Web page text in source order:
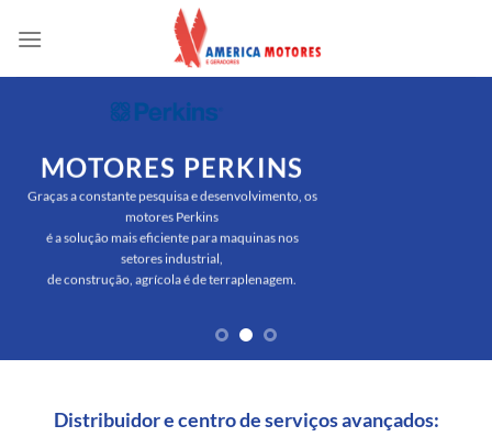
MOTORES PERKINS
Graças a constante pesquisa e desenvolvimento, os
motores Perkins
é a solução mais eficiente para maquinas nos
setores industrial,
de construção, agrícola é de terraplenagem.
Distribuidor e centro de serviços avançados: